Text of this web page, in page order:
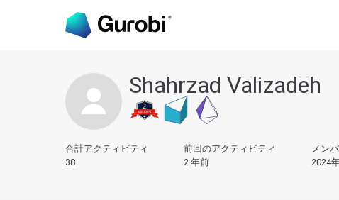
Shahrzad Valizadeh
合計アクティビティ
38
前回のアクティビティ
2 年前
メン
2024